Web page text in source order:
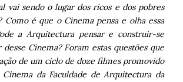
vai sendo o lugar dos ricos e dos pobres
Como é que o Cinema pensa e olha essa
a Arquitectura pensar e construir-se
Cinema? Foram estas questões que
de um ciclo de doze filmes promovido
da Faculdade de Arquitectura da